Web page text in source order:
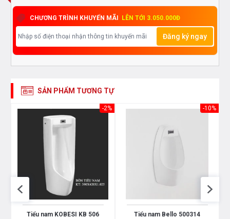
CHƯƠNG TRÌNH KHUYẾN MÃI LÊN TỚI 3.050.000Đ
Đăng ký ngay
SẢN PHẨM TƯƠNG TỰ
-2%
Tiểu nam KOBESI KB 506
-10%
Tiểu nam Bello 500314